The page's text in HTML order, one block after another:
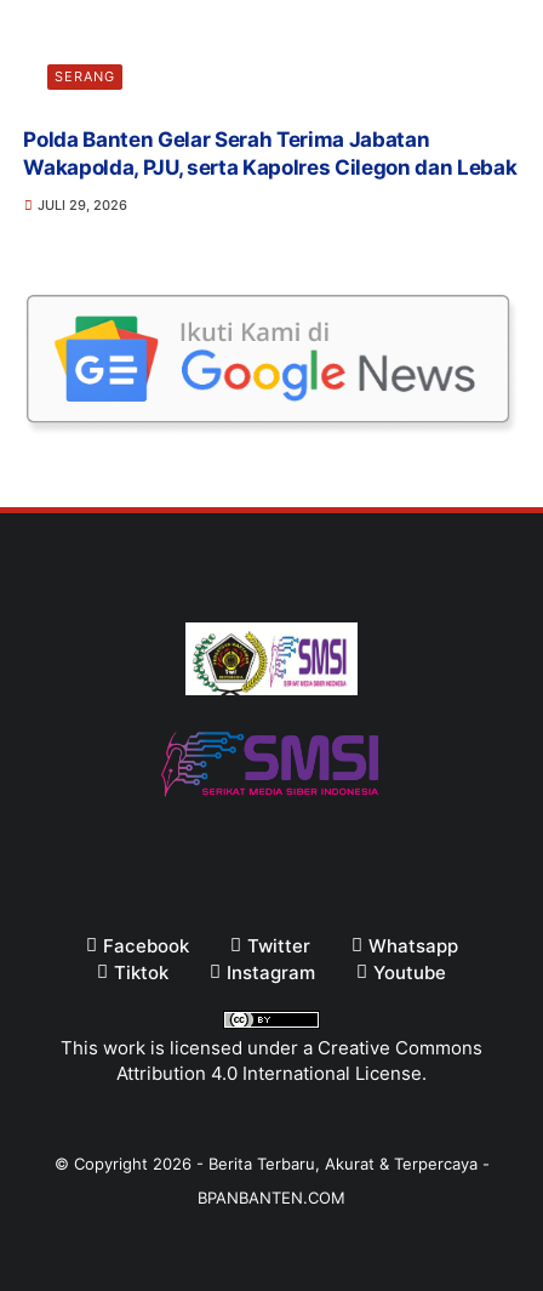
SERANG
Polda Banten Gelar Serah Terima Jabatan
Wakapolda, PJU, serta Kapolres Cilegon dan Lebak
JULI 29, 2026
Facebook Twitter
Whatsapp
Tiktok
Instagram Youtube
This work is licensed under a Creative Commons
Attribution 4.0 International License.
© Copyright 2026- Berita Terbaru, Akurat & Terpercaya -
BPANBANTEN.COM